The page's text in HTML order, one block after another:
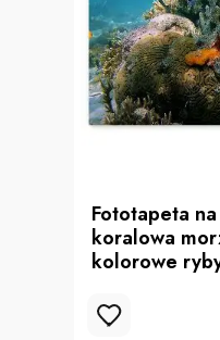
Fototapeta
koralowa
kolorowe